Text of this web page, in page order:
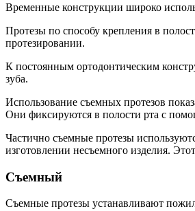
Временные конструкции широко
Протезы по способу крепления в
протезировании.
К постоянным ортодонтическим
зуба.
Использование съемных протезов
Они фиксируются в полости рта с
Частично съемные протезы
изготовлении несъемного изделия.
Съемный
Съемные протезы устанавливают